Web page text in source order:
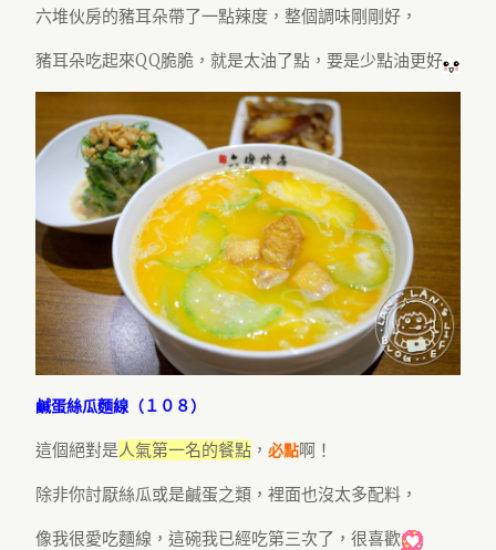
六堆伙房的豬耳朵帶了一點辣度，整個調味剛剛好，
豬耳朵吃起來QQ脆脆，就是太油了點，要是少點油更好
鹹蛋絲瓜麵線（１０８）
這個絕對是人氣第一名的餐點 ， 必點啊！
除非你討厭絲瓜或是鹹蛋之類，裡面也沒太多配料，
像我很愛吃麵線，這碗我已經吃第三次了，很喜歡